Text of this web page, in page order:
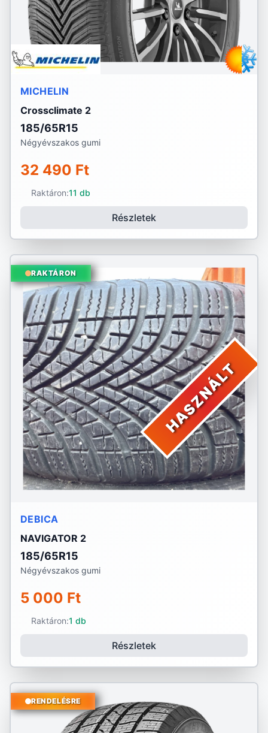
MICHELIN
Crossclimate 2
185/65R15
Négyévszakos gumi
32 490 Ft
Raktáron:11 db
Részletek
HASZNÁLT
RAKTÁRON
DEBICA
NAVIGATOR 2
185/65R15
Négyévszakos gumi
5 000 Ft
Raktáron:1 db
Részletek
RENDELÉSRE